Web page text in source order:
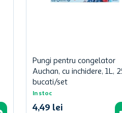
Pungi pentru congelator
Auchan, cu inchidere, 1L,
bucati/set
In stoc
4,49 lei